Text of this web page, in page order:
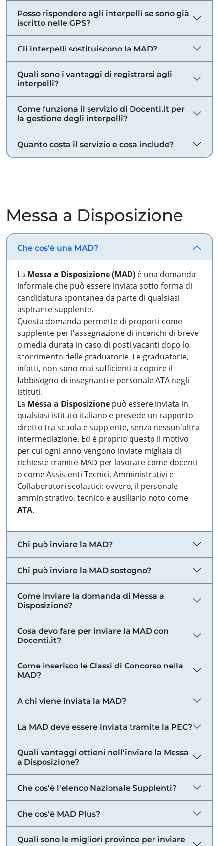
Posso rispondere agli interpelli se sono già
iscritto nelle GPS?
Gli interpelli sostituiscono la MAD?
Quali sono i vantaggi di registrarsi agli
interpelli?
Come funziona il servizio di Docenti.it per
la gestione degli interpelli?
Quanto costa il servizio e cosa include?
Messa a Disposizione
Che cos'è una MAD?
La Messa a Disposizione (MAD) è una domanda
informale che può essere inviata sotto forma di
candidatura spontanea da parte di qualsiasi
aspirante supplente.
Questa domanda permette di proporti come
supplente per l'assegnazione di incarichi di breve
o media durata in caso di posti vacanti dopo lo
scorrimento delle graduatorie. Le graduatorie,
infatti, non sono mai sufficienti a coprire il
fabbisogno di insegnanti e personale ATA negli
istituti.
La Messa a Disposizione può essere inviata in
qualsiasi istituto italiano e prevede un rapporto
diretto tra scuola e supplente, senza nessun'altra
intermediazione. Ed è proprio questo il motivo
per cui ogni anno vengono inviate migliaia di
richieste tramite MAD per lavorare come docenti
o come Assistenti Tecnici, Amministrativi e
Collaboratori scolastici: ovvero, il personale
amministrativo, tecnico e ausiliario noto come
ATA.
Chi può inviare la MAD?
Chi può inviare la MAD sostegno?
Come inviare la domanda di Messa a
Disposizione?
Cosa devo fare per inviare la MAD con
Docenti.it?
Come inserisco le Classi di Concorso nella
MAD?
A chi viene inviata la MAD?
La MAD deve essere inviata tramite la PEC?
Quali vantaggi ottieni nell'inviare la Messa
a Disposizione?
Che cos'è l'elenco Nazionale Supplenti?
Che cos'è MAD Plus?
Quali sono le migliori province per inviare